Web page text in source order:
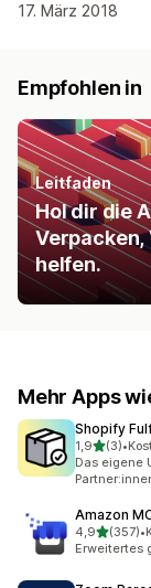
17. März 2018
Empfohlen in
Leitfaden
Hol dir die
Verpacken,
helfen.
Mehr Apps
Shopify
1,9von 5
(3)
3 •
Das eigene
Amazon
4,9von 5
(357)
357 •
Erweitertes